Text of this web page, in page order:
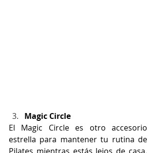
Magic Circle
El Magic Circle es otro accesorio
estrella para mantener tu rutina de